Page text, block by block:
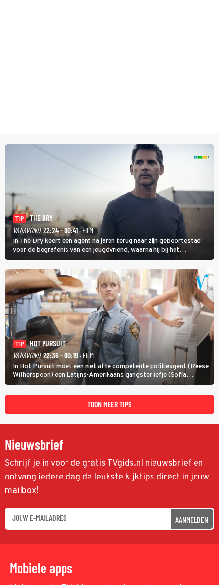
TIP
THE DRY
VANAVOND 22:24 - 00:41· FILM
In The Dry keert een agent na jaren terug naar zijn geboortestad
voor de begrafenis van een jeugdvriend, waarna hij bij het
onderzoeken van diens dood een verband begint te vermoeden
met een oude zaak.
TIP
HOT PURSUIT
VANAVOND 22:36 - 00:19· FILM
In Hot Pursuit moet een niet al te competente politieagent (Reese
Witherspoon) een Latijns-Amerikaans gangsterliefje (Sofía
Vergara) beschermen tegen corrupte agenten en moordlustige
maffiatypes.
TOON MEER TIPS
Nieuwsbrief
Schrijf je in voor de gratis TVgids.nl nieuwsbrief en
ontvang iedere dag de leukste kijktips direct in jouw
mailbox!
AANMELDEN
Mobiele apps